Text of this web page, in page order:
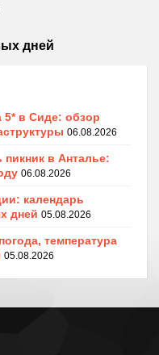
дней
5* в Сиде: обзор
06.08.2026
пикник в Анталье:
06.08.2026
календарь
дней 05.08.2026
температура
05.08.2026